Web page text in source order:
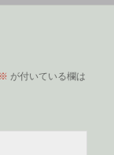
※ が付いている欄は